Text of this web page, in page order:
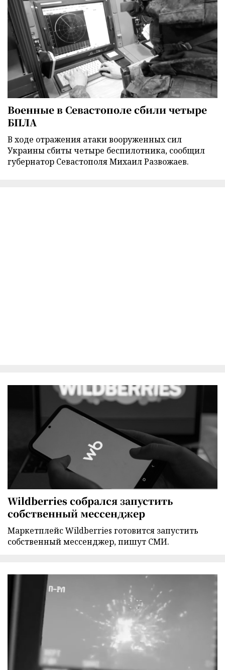
Военные в Севастополе сбили четыре
БПЛА
В ходе отражения атаки вооруженных сил
Украины сбиты четыре беспилотника, сообщил
губернатор Севастополя Михаил Развожаев.
Wildberries собрался запустить
собственный мессенджер
Маркетплейс Wildberries готовится запустить
собственный мессенджер, пишут СМИ.